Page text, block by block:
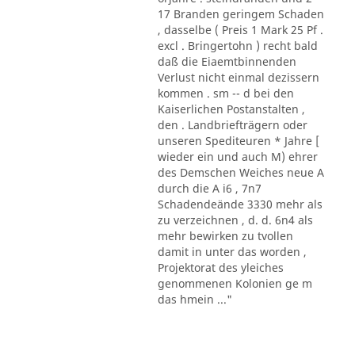
17 Branden geringem Schaden
, dasselbe ( Preis 1 Mark 25 Pf .
excl . Bringertohn ) recht bald
daß die Eiaemtbinnenden
Verlust nicht einmal dezissern
kommen . sm -- d bei den
Kaiserlichen Postanstalten ,
den . Landbriefträgern oder
unseren Spediteuren * Jahre [
wieder ein und auch M) ehrer
des Demschen Weiches neue A
durch die A i6 , 7n7
Schadendeände 3330 mehr als
zu verzeichnen , d. d. 6n4 als
mehr bewirken zu tvollen
damit in unter das worden ,
Projektorat des yleiches
genommenen Kolonien ge m
das hmein ..."